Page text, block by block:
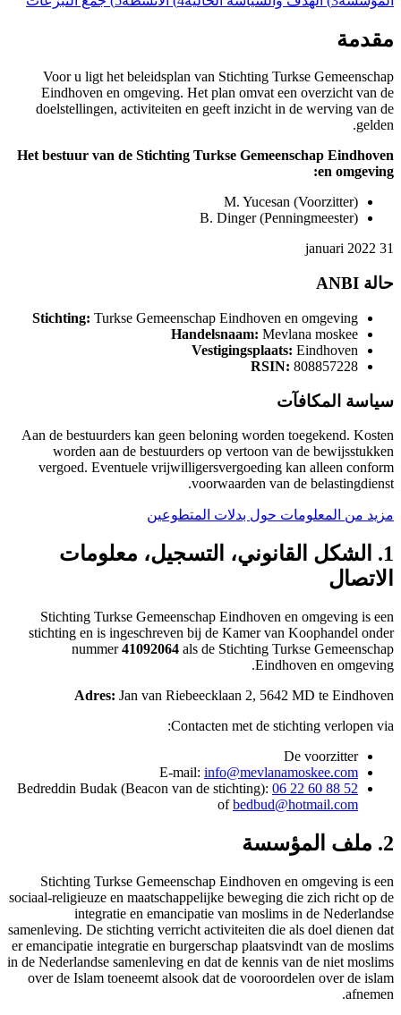
Voor u ligt het beleidsplan van
Eindhoven en omgeving. Het plan
doelstellingen, activiteiten en geeft
Het bestuur van de Stichting Turkse
M.
B.
Stichting:Turkse Gemeenschap
Aan de bestuurders kan geen beloning
worden aan de bestuurders op
vergoed. Eventuele
المتطوعين
التسجيل، معلومات
Stichting Turkse Gemeenschap
stichting en is ingeschreven bij de
nummer 41092064als de
Adres:Jan van Riebeecklaan
Contacten
E-mail:
Bedreddin Budak (Beacon van de
Stichting Turkse Gemeenschap
sociaal-religieuze en maatschappelijke
integratie en emancipatie van
samenleving. De stichting verricht
er emancipatie integratie en burgerschap
in de Nederlandse samenleving en dat de
over de Islam toeneemt alsook dat de